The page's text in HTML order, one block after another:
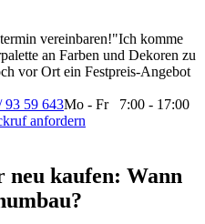
vereinbaren!"Ich komme
an Farben und Dekoren zu
vor Ort ein Festpreis-Angebot
93 59 643Mo - Fr 7:00 - 17:00
anfordern
neu kaufen: Wann